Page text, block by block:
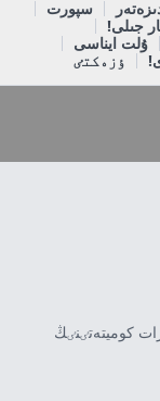
سپورت
جىلى!
ۇلت ايناسى
ٶزەكتٸ
كوميتەتٸنٸڭ